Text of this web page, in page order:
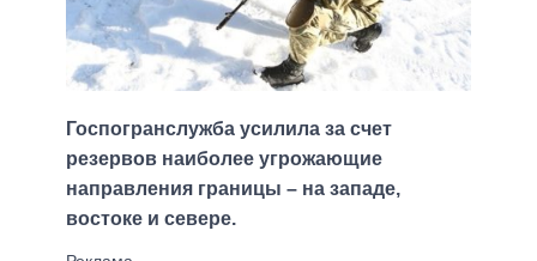
Госпогранслужба усилила за счет
резервов наиболее угрожающие
направления границы – на западе,
востоке и севере.